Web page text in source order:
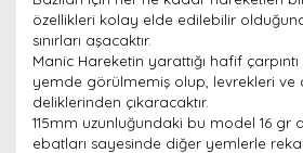
özellikleri kolay elde edilebilir
sınırları aşacaktır.
Manic Hareketin yarattığı hafif
yemde görülmemiş olup, levrekleri ve
deliklerinden çıkaracaktır.
115mm uzunluğundaki bu model 16 gr
ebatları sayesinde diğer yemlerle